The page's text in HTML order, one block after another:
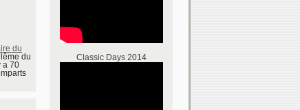
du
du
a 70
Classic Days 2014